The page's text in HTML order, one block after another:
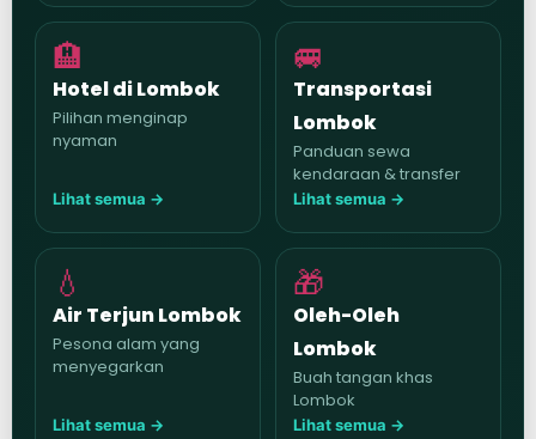
🏨
Hotel di Lombok
Pilihan menginap
nyaman
Lihat semua →
🚐
Transportasi
Lombok
Panduan sewa
kendaraan & transfer
Lihat semua →
💧
Air Terjun Lombok
Pesona alam yang
menyegarkan
Lihat semua →
🎁
Oleh-Oleh
Lombok
Buah tangan khas
Lombok
Lihat semua →